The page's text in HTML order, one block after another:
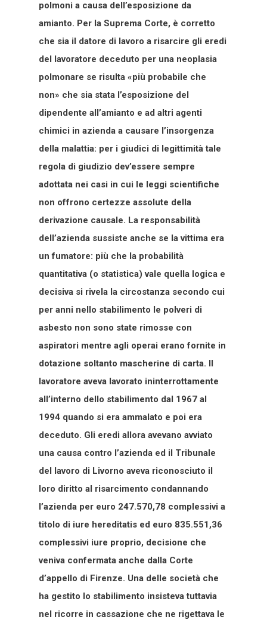
polmoni a causa dell’esposizione da
amianto. Per la Suprema Corte, è corretto
che sia il datore di lavoro a risarcire gli eredi
del lavoratore deceduto per una neoplasia
polmonare se risulta «più probabile che
non» che sia stata l’esposizione del
dipendente all’amianto e ad altri agenti
chimici in azienda a causare l’insorgenza
della malattia: per i giudici di legittimità tale
regola di giudizio dev’essere sempre
adottata nei casi in cui le leggi scientifiche
non offrono certezze assolute della
derivazione causale. La responsabilità
dell’azienda sussiste anche se la vittima era
un fumatore: più che la probabilità
quantitativa (o statistica) vale quella logica e
decisiva si rivela la circostanza secondo cui
per anni nello stabilimento le polveri di
asbesto non sono state rimosse con
aspiratori mentre agli operai erano fornite in
dotazione soltanto mascherine di carta. Il
lavoratore aveva lavorato ininterrottamente
all’interno dello stabilimento dal 1967 al
1994 quando si era ammalato e poi era
deceduto. Gli eredi allora avevano avviato
una causa contro l’azienda ed il Tribunale
del lavoro di Livorno aveva riconosciuto il
loro diritto al risarcimento condannando
l’azienda per euro 247.570,78 complessivi a
titolo di iure hereditatis ed euro 835.551,36
complessivi iure proprio, decisione che
veniva confermata anche dalla Corte
d’appello di Firenze. Una delle società che
ha gestito lo stabilimento insisteva tuttavia
nel ricorre in cassazione che ne rigettava le